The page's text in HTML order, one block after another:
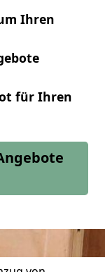
Ihren
für Ihren